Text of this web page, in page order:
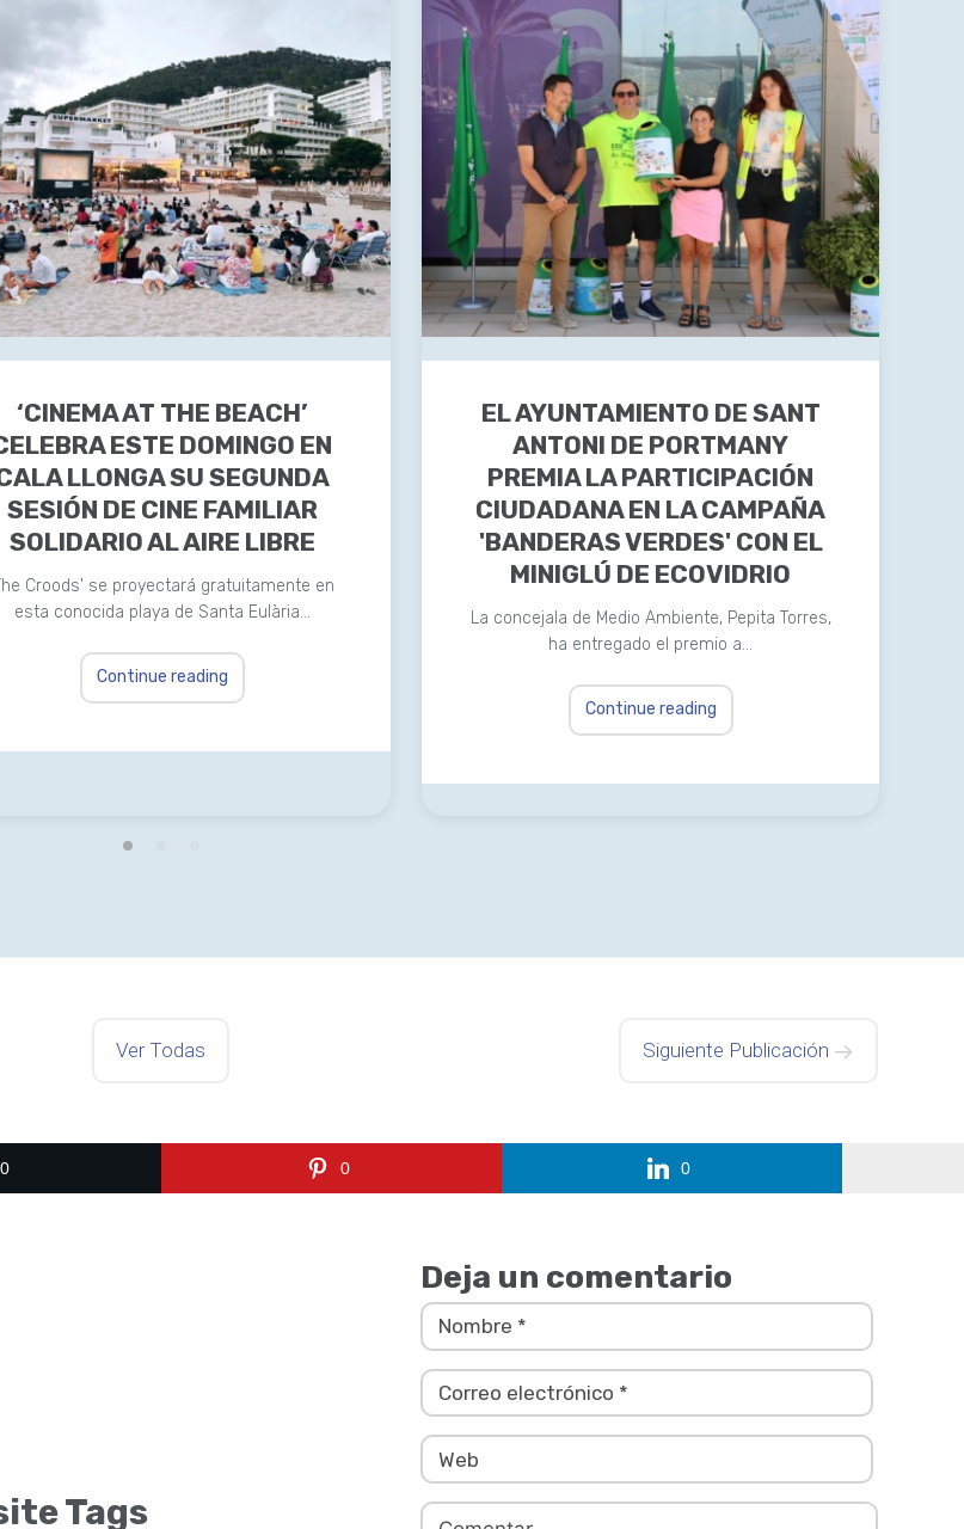
‘CINEMA AT THE BEACH’
ESTE DOMINGO EN
LLONGA SU SEGUNDA
SESIÓN DE CINE FAMILIAR
SOLIDARIO AL AIRE LIBRE
Croods' se proyectará gratuitamente en
esta conocida playa de Santa Eulària…
Continue reading
EL AYUNTAMIENTO DE SANT
ANTONI DE PORTMANY
PREMIA LA PARTICIPACIÓN
CIUDADANA EN LA CAMPAÑA
'BANDERAS VERDES' CON EL
MINIGLÚ DE ECOVIDRIO
La concejala de Medio Ambiente, Pepita Torres,
ha entregado el premio a…
Continue reading
Ver Todas Siguiente Publicación
0 0 0
Tags
Deja un comentario